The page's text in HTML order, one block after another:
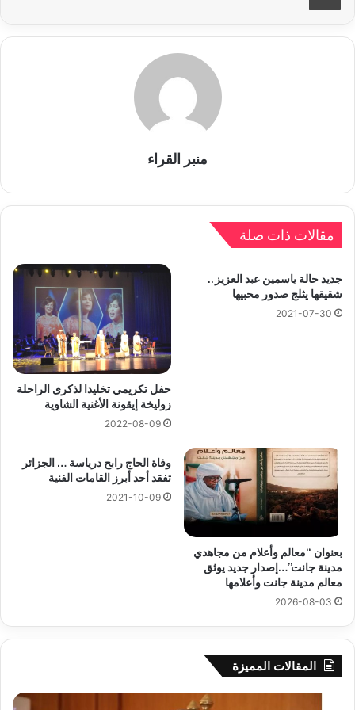
منبر القراء
مقالات ذات صلة
جديد حالة ياسمين عبد العزيز..
شقيقها يثلج صدور محبيها
2021-07-30
حفل تكريمي تخليدا لذكرى الراحلة
زوليخة إيقونة الأغنية الشاوية
2022-08-09
بعنوان “معالم وأعلام من مجاهدي
مدينة جانت”…إصدار جديد يوثق
معالم مدينة جانت وأعلامها
2026-08-03
وفاة الحاج رابح درياسة … الجزائر
تفقد أحد أبرز القامات الفنية
2021-10-09
المقالات المميزة